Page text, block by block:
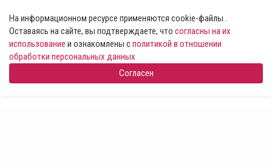
На информационном ресурсе применяются cookie-файлы .
Оставаясь на сайте, вы подтверждаете, что согласны на их
использование и ознакомлены сполитикой в отношении
обработки персональных данных
Согласен